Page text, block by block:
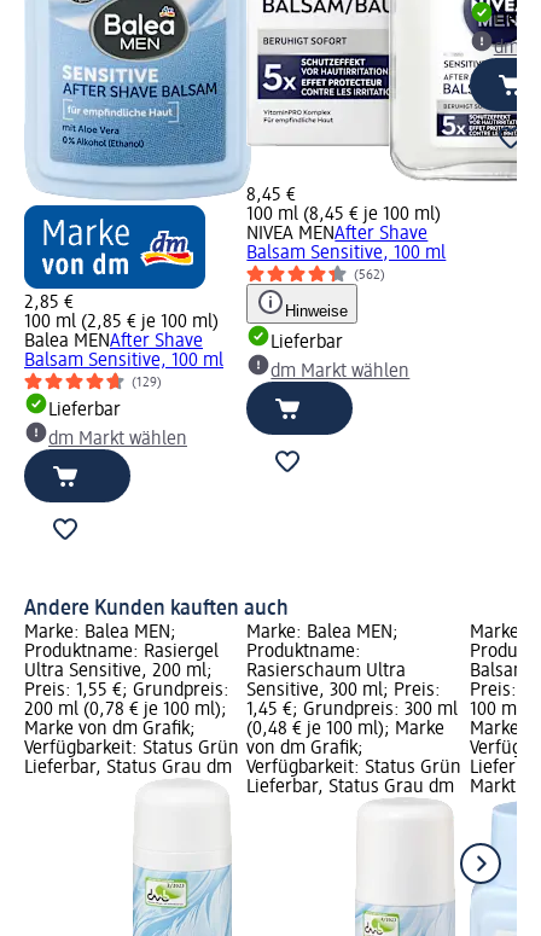
2,85 €
100 ml (2,85 € je 100 ml)
Balea MENAfter Shave
Balsam Sensitive, 100 ml
(129)
Lieferbar
dm Markt wählen
8,45 €
100 ml (8,45 € je 100 ml)
NIVEA MENAfter Shave
Balsam Sensitive, 100 ml
(562)
Hinweise
Lieferbar
dm Markt wählen
dm
Andere Kunden kauften auch
Marke: Balea MEN;
Produktname: Rasiergel
Ultra Sensitive, 200 ml;
Preis: 1,55 €; Grundpreis:
200 ml (0,78 € je 100 ml);
Marke von dm Grafik;
Verfügbarkeit: Status Grün
Lieferbar, Status Grau dm
Marke: Balea MEN;
Produktname:
Rasierschaum Ultra
Sensitive, 300 ml; Preis:
1,45 €; Grundpreis: 300 ml
(0,48 € je 100 ml); Marke
von dm Grafik;
Verfügbarkeit: Status Grün
Lieferbar, Status Grau dm
Marke:
Balsam
Preis:
100 ml
Marke
Markt